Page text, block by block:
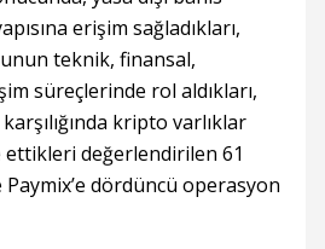
erişim sağladıkları,
teknik, finansal,
süreçlerinde rol aldıkları,
kripto varlıklar
değerlendirilen 61
dördüncü operasyon